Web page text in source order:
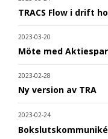
TRACS Flow i drift
2023-03-20
Möte med
2023-02-28
Ny version av TRA
2023-02-24